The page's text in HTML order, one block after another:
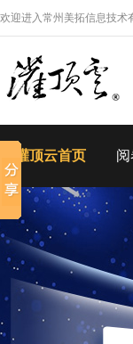
欢迎进入常州美拓信息技术
灌顶云首页